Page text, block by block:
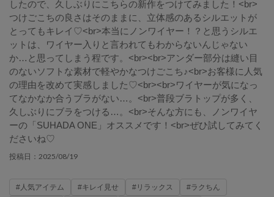
したので、久しぶりにこちらの新作をつけてみました！<br>
つけごこちの良さはそのままに、立体感のあるシルエットが
とってもキレイ♡<br>本当にノンワイヤー！？と思うシルエ
ットは、ワイヤー入りと言われてもわからないんじゃない
か…と思ってしまう程です。<br><br>アンダー部分は縫い目
のないソフトな素材で軽やかなつけごこち♪<br>お客様に人気
の理由を改めて実感しました♡<br><br>ワイヤーが気になっ
てなかなか合うブラがない…。<br>普段ブラトップが多く、
久しぶりにブラをつける…。<br>そんな方にも、ノンワイヤ
ーの「SUHADA ONE」オススメです！<br>ぜひ試してみてく
ださいね♡
投稿日： 2025/08/19
#人気アイテム #キレイ見せ #リラックス
#ラクちん